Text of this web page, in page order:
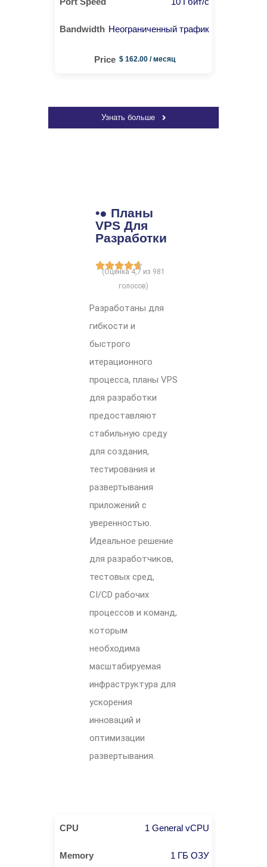
Неограниченный трафик
$ 162.00 / месяц
Узнать больше
•● Планы
VPS Для
Разработки
(Оценка 4,7 из 981
голосов)
Разработаны для
гибкости и
быстрого
итерационного
процесса, планы VPS
для разработки
предоставляют
стабильную среду
для создания,
тестирования и
развертывания
приложений с
уверенностью.
Идеальное решение
для разработчиков,
тестовых сред,
CI/CD рабочих
процессов и команд,
которым
необходима
масштабируемая
инфраструктура для
ускорения
инноваций и
оптимизации
развертывания.
1 General vCPU
1 ГБ ОЗУ